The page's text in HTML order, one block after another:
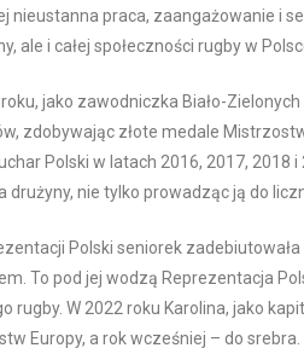
nieustanna praca, zaangażowanie i
ale i całej społeczności rugby w
jako zawodniczka Biało-
zdobywając złote medale
Polski w latach 2016, 2017, 2018
drużyny, nie tylko prowadząc ją do
Polski seniorek
To pod jej wodzą Reprezentacja
rugby. W 2022 roku Karolina, jako
Europy, a rok wcześniej – do